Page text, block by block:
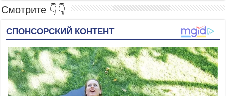
Смотрите 👇👇